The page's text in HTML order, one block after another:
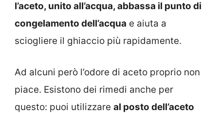
l’aceto, unito all’acqua, abbassa il punto di
congelamento dell’acqua e aiuta a
sciogliere il ghiaccio più rapidamente.
Ad alcuni però l’odore di aceto proprio non
piace. Esistono dei rimedi anche per
questo: puoi utilizzare al posto dell’aceto